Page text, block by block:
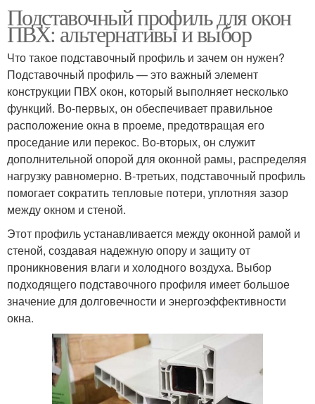
Подставочный профиль для окон
ПВХ: альтернативы и выбор
Что такое подставочный профиль и зачем он нужен?
Подставочный профиль — это важный элемент
конструкции ПВХ окон, который выполняет несколько
функций. Во-первых, он обеспечивает правильное
расположение окна в проеме, предотвращая его
проседание или перекос. Во-вторых, он служит
дополнительной опорой для оконной рамы, распределяя
нагрузку равномерно. В-третьих, подставочный профиль
помогает сократить тепловые потери, уплотняя зазор
между окном и стеной.
Этот профиль устанавливается между оконной рамой и
стеной, создавая надежную опору и защиту от
проникновения влаги и холодного воздуха. Выбор
подходящего подставочного профиля имеет большое
значение для долговечности и энергоэффективности
окна.